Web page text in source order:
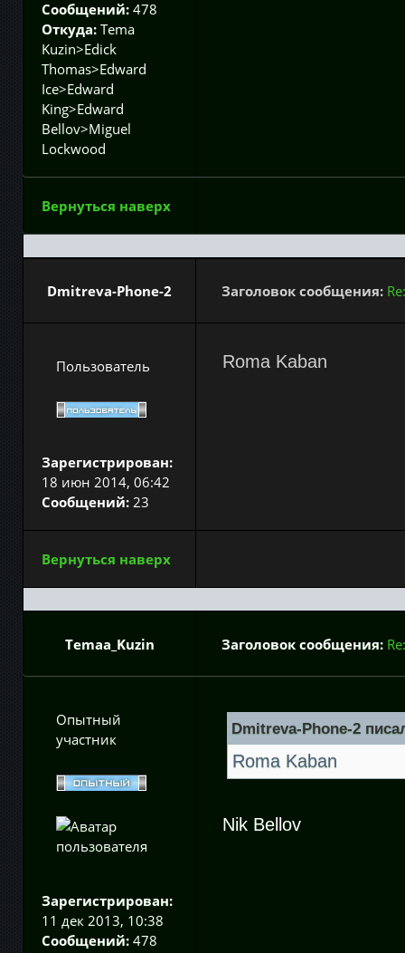
Сообщений: 478
Откуда: Tema
Kuzin>Edick
Thomas>Edward
Ice>Edward
King>Edward
Bellov>Miguel
Lockwood
Вернуться наверх
Dmitreva-Phone-2 Заголовок сообщения:
Пользователь
Зарегистрирован:
18 июн 2014, 06:42
Сообщений: 23
Roma Kaban
Вернуться наверх
Temaa_Kuzin Заголовок сообщения:
Опытный
участник
Зарегистрирован:
11 дек 2013, 10:38
Сообщений: 478
Dmitreva-Phone-2
Roma Kaban
Nik Bellov